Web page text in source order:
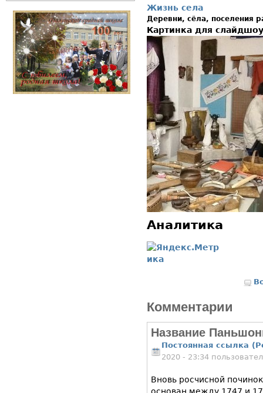
Жизнь села
Деревни, сёла, поселения
Картинка для
Аналитика
Комментарии
Название
Постоянная ссылка
2020 - 23:34
Вновь росчисной